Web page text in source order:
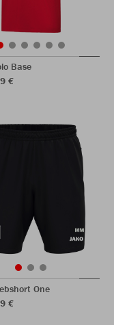
Base
€
One
€